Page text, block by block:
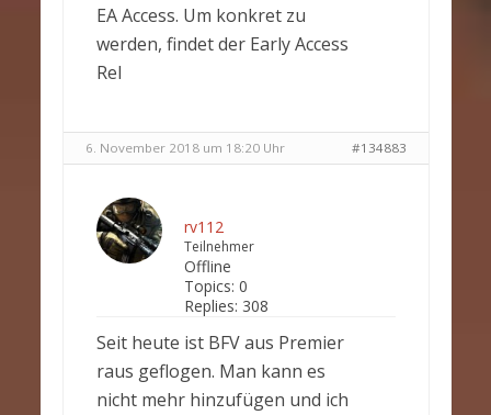
EA Access. Um konkret zu
werden, findet der Early Access
Rel
6. November 2018 um 18:20 Uhr #134883
rv112
Teilnehmer
Offline
Topics: 0
Replies: 308
Seit heute ist BFV aus Premier
raus geflogen. Man kann es
nicht mehr hinzufügen und ich